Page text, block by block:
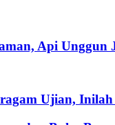
Api Unggun
Ujian,